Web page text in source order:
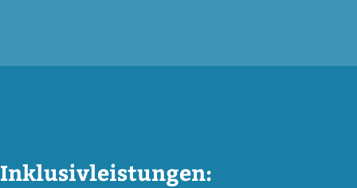
Inklusivleistungen: